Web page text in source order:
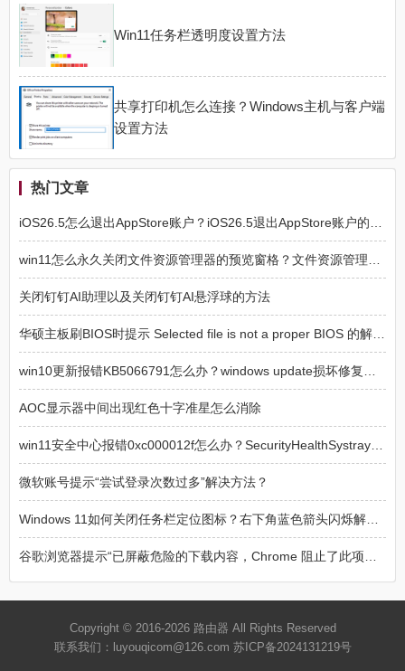
Win11任务栏透明度设置方法
共享打印机怎么连接？Windows主机与客户端
设置方法
热门文章
iOS26.5怎么退出AppStore账户？iOS26.5退出AppStore账户的方法
win11怎么永久关闭文件资源管理器的预览窗格？文件资源管理器预览窗格永久关闭方法
关闭钉钉AI助理以及关闭钉钉AI悬浮球的方法
华硕主板刷BIOS时提示 Selected file is not a proper BIOS 的解决方法
win10更新报错KB5066791怎么办？windows update损坏修复方法
AOC显示器中间出现红色十字准星怎么消除
win11安全中心报错0xc000012f怎么办？SecurityHealthSystray损坏修复
微软账号提示“尝试登录次数过多”解决方法？
Windows 11如何关闭任务栏定位图标？右下角蓝色箭头闪烁解决方法
谷歌浏览器提示“已屏蔽危险的下载内容，Chrome 阻止了此项下载操作，因为该文件具有危险性”解决方法
Copyright © 2016-2026 路由器 All Rights Reserved
联系我们：luyouqicom@126.com 苏ICP备2024131219号